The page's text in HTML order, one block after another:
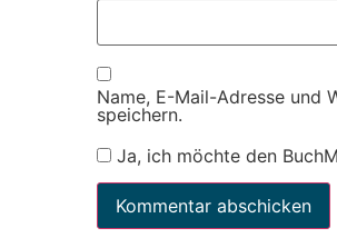
Name, E-Mail-Adresse und
speichern.
Ja, ich möchte den